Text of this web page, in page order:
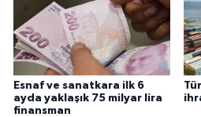
Esnaf ve sanatkara ilk 6
ayda yaklaşık 75 milyar lira
finansman